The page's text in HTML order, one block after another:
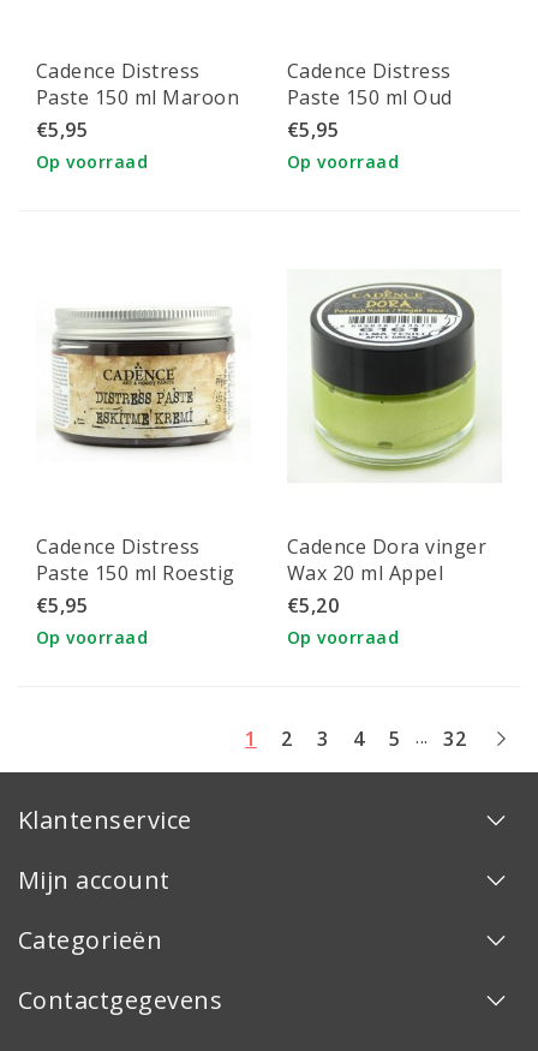
Cadence Distress
Paste 150 ml Maroon
Kastanje Bruin
€5,95
Op voorraad
Cadence Distress
Paste 150 ml Oud
Bordeaux
€5,95
Op voorraad
Cadence Distress
Paste 150 ml Roestig
Bruin
€5,95
Op voorraad
Cadence Dora vinger
Wax 20 ml Appel
Groen
€5,20
Op voorraad
1 2 3 4 5 ... 32
Klantenservice
Mijn account
Categorieën
Contactgegevens